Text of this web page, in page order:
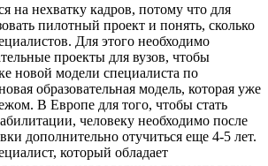
на нехватку кадров, потому что для
пилотный проект и понять, сколько
Для этого необходимо
проекты для вузов, чтобы
новой модели специалиста по
образовательная модель, которая уже
В Европе для того, чтобы стать
человеку необходимо после
дополнительно отучиться еще 4-5 лет.
который обладает